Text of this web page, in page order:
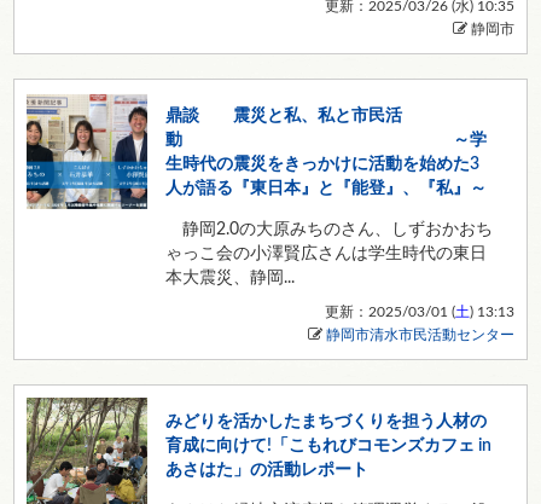
更新：2025/03/26 (水) 10:35
静岡市
鼎談 震災と私、私と市民活
動 ～学
生時代の震災をきっかけに活動を始めた3
人が語る『東日本』と『能登』、『私』～
静岡2.0の大原みちのさん、しずおかおち
ゃっこ会の小澤賢広さんは学生時代の東日
本大震災、静岡...
更新：2025/03/01 (土) 13:13
静岡市清水市民活動センター
みどりを活かしたまちづくりを担う人材の
育成に向けて!「こもれびコモンズカフェ in
あさはた」の活動レポート